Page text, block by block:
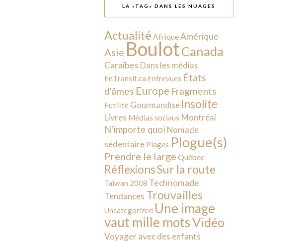
LA «TAG» DANS LES NUAGES
Actualité AfriqueAmérique
Asie BoulotCanada
Caraïbes Dans les médias
EnTransit.ca Entrevues États
d'âmes Europe Fragments
Futilité Gourmandise Insolite
Livres Médias sociaux Montréal
N'importe quoi Nomade
sédentaire Plages Plogue(s)
Prendre le large Québec
RéflexionsSur la route
Taïwan 2008 Technomade
Tendances Trouvailles
Uncategorized Une image
vaut mille motsVidéo
Voyager avec des enfants